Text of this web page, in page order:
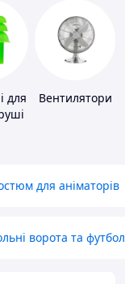
для
Вентилятори
для аніматорів
ворота та